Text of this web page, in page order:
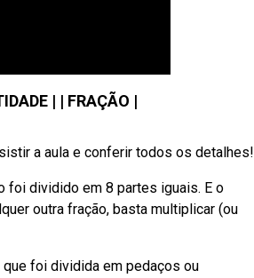
| | FRAÇÃO |
a aula e conferir todos os detalhes!
foi dividido em 8 partes iguais. E o
outra fração, basta multiplicar (ou
foi dividida em pedaços ou